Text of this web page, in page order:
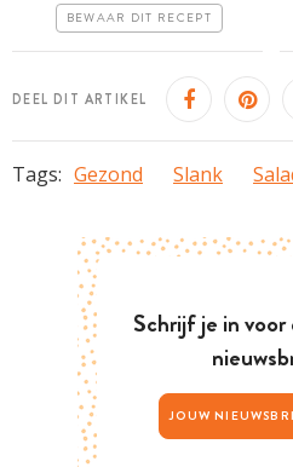
Erg makkelijk
BEWAAR DIT RECEPT
DEEL DIT ARTIKEL
Tags: Gezond Slank
Schrijf je in